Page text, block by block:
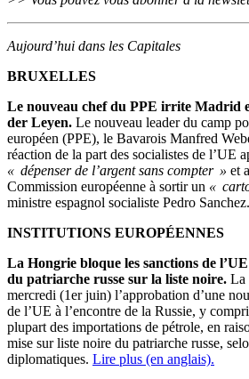
Aujourd’hui dans les Capitales
BRUXELLES
Le nouveau chef du PPE irrite Madrid
der Leyen. Le nouveau leader du camp
européen (PPE), le Bavarois Manfred
réaction de la part des socialistes de l’UE
« dépenser de l’argent sans compter » et
Commission européenne à sortir un «
ministre espagnol socialiste Pedro Sanchez.
INSTITUTIONS EUROPÉENNES
La Hongrie bloque les sanctions de
du patriarche russe sur la liste noire. La
mercredi (1er juin) l’approbation d’une
de l’UE à l’encontre de la Russie, y
plupart des importations de pétrole, en
mise sur liste noire du patriarche russe,
diplomatiques. Lire plus (en anglais).